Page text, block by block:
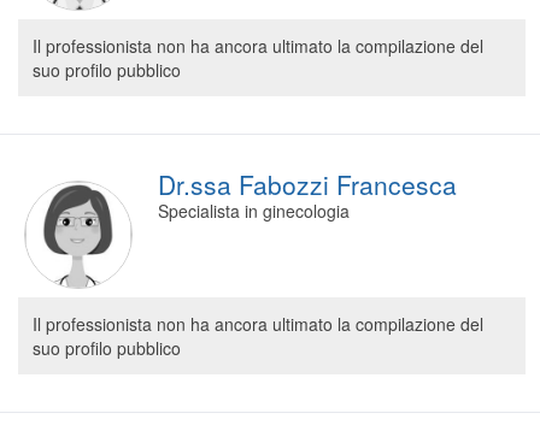
Il professionista non ha ancora ultimato la compilazione del
suo profilo pubblico
Dr.ssa Fabozzi Francesca
Specialista in ginecologia
Il professionista non ha ancora ultimato la compilazione del
suo profilo pubblico